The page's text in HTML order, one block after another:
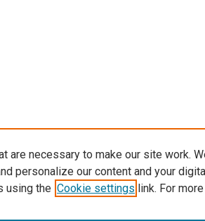
are necessary to make our site work.
personalize our content and your
using the Cookie settings link. For